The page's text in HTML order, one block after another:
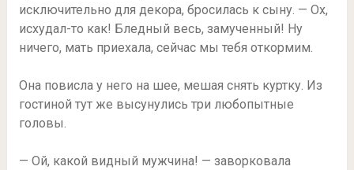
исключительно для декора, бросилась к сыну. — Ох,
исхудал-то как! Бледный весь, замученный! Ну
ничего, мать приехала, сейчас мы тебя откормим.
Она повисла у него на шее, мешая снять куртку. Из
гостиной тут же высунулись три любопытные
головы.
— Ой, какой видный мужчина! — заворковала